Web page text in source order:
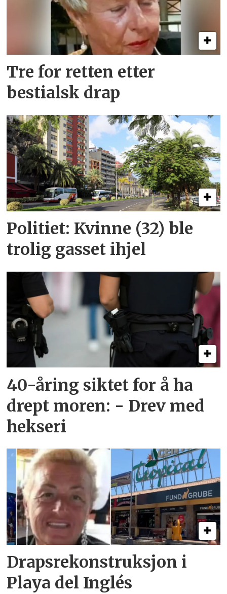
Tre for retten etter
bestialsk drap
Politiet: Kvinne (32) ble
trolig gasset ihjel
40-åring siktet for å ha
drept moren: - Drev med
hekseri
Drapsrekonstruksjon i
Playa del Inglés